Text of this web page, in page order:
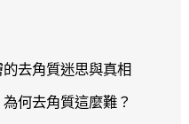
去角質迷思與真相
何去角質這麼難？